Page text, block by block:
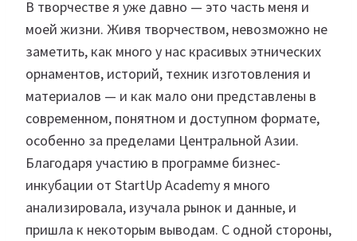
В творчестве я уже давно — это часть меня и
моей жизни. Живя творчеством, невозможно не
заметить, как много у нас красивых этнических
орнаментов, историй, техник изготовления и
материалов — и как мало они представлены в
современном, понятном и доступном формате,
особенно за пределами Центральной Азии.
Благодаря участию в программе бизнес-
инкубации от StartUp Academy я много
анализировала, изучала рынок и данные, и
пришла к некоторым выводам. С одной стороны,